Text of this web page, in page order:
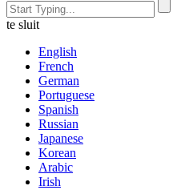
te sluit
English
French
German
Portuguese
Spanish
Russian
Japanese
Korean
Arabic
Irish